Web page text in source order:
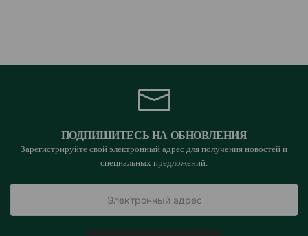
ПОДПИШИТЕСЬ НА ОБНОВЛЕНИЯ
Зарегистрируйте свой электронный адрес для получения новостей и
специальных предложений.